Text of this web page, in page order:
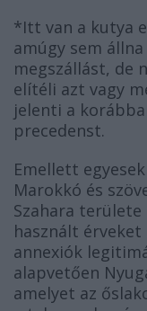
*Itt van a kutya
amúgy sem
megszállást, de
elítéli azt vagy
jelenti a
precedenst.
Emellett
Marokkó és
Szahara
használt
annexiók
alapvetően
amelyet az